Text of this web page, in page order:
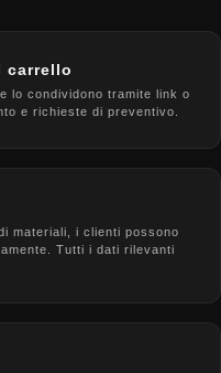
carrello
lo condividono tramite link o
e richieste di preventivo.
materiali, i clienti possono
Tutti i dati rilevanti